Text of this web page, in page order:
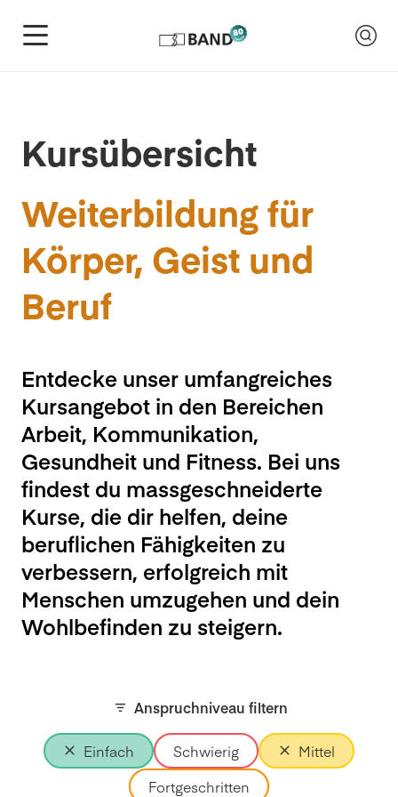
Kursübersicht
Weiterbildung für
Körper, Geist und
Beruf
Entdecke unser umfangreiches
Kursangebot in den Bereichen
Arbeit, Kommunikation,
Gesundheit und Fitness. Bei uns
findest du massgeschneiderte
Kurse, die dir helfen, deine
beruflichen Fähigkeiten zu
verbessern, erfolgreich mit
Menschen umzugehen und dein
Wohlbefinden zu steigern.
Anspruchniveau filtern
Einfach Schwierig
Mittel
Fortgeschritten